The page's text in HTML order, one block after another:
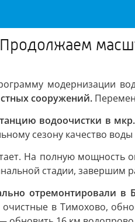
модернизации
сооружений.
водоочистки в
сезону качество
На полную мощность
стадии, завершим
отремонтировали в
очистные в Тимохово,